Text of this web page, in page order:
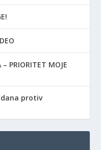
PRIORITET MOJE
protiv